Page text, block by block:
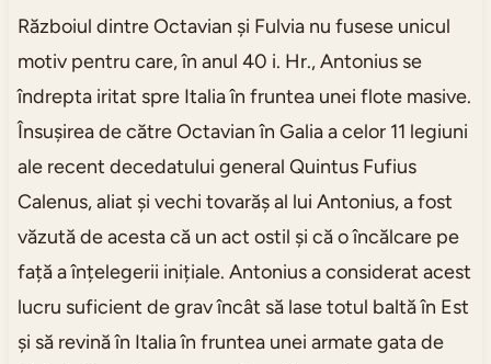
Războiul dintre Octavian și Fulvia nu fusese unicul
motiv pentru care, în anul 40 i. Hr., Antonius se
îndrepta iritat spre Italia în fruntea unei flote masive.
Însușirea de către Octavian în Galia a celor 11 legiuni
ale recent decedatului general Quintus Fufius
Calenus, aliat și vechi tovarăș al lui Antonius, a fost
văzută de acesta că un act ostil și că o încălcare pe
față a înțelegerii inițiale. Antonius a considerat acest
lucru suficient de grav încât să lase totul baltă în Est
și să revină în Italia în fruntea unei armate gata de